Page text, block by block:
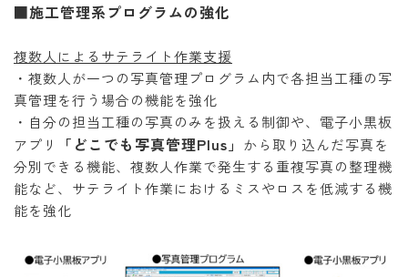
■施工管理系プログラムの強化
複数人によるサテライト作業支援
・複数人が一つの写真管理プログラム内で各担当工種の写
真管理を行う場合の機能を強化
・自分の担当工種の写真のみを扱える制御や、電子小黒板
アプリ
「どこでも写真管理Plus」 から取り込んだ写真を
分別できる機能、複数人作業で発生する重複写真の整理機
能など、サテライト作業におけるミスやロスを低減する機
能を強化